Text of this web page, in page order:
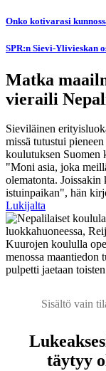
Onko kotivarasi
SPR:n Sievi-Ylivieskan
Matka
vieraili
Sieviläinen
missä tutustui
koulutuksen Suomen
"Moni asia, joka
olematonta. Joissakin
istuinpaikan", hän
Lukijalta
Kuurojen koululla
menossa
pulpetti jaetaan
Sisältö vain
täytyy